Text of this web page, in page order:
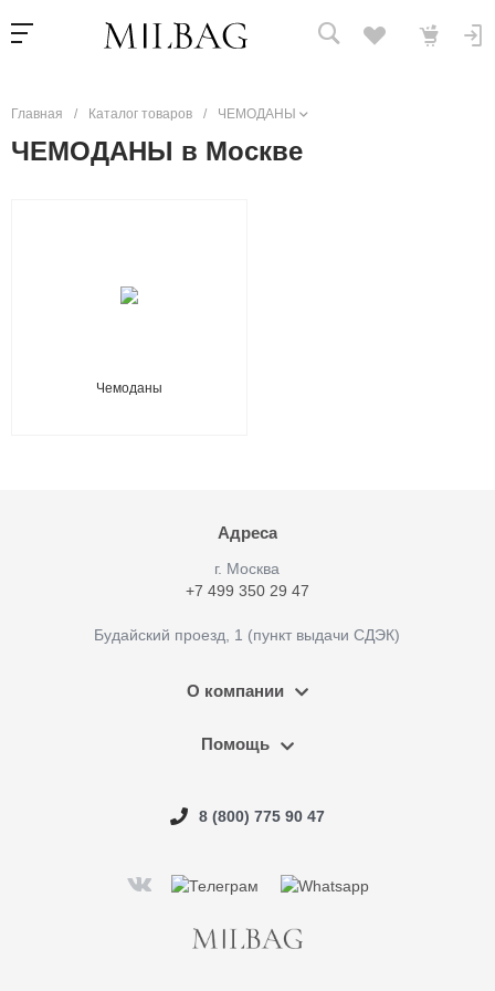
Главная / Каталог товаров / ЧЕМОДАНЫ
ЧЕМОДАНЫ в Москве
Чемоданы
Адреса
г. Москва
+7 499 350 29 47
Будайский проезд, 1 (пункт выдачи СДЭК)
О компании
Помощь
8 (800) 775 90 47